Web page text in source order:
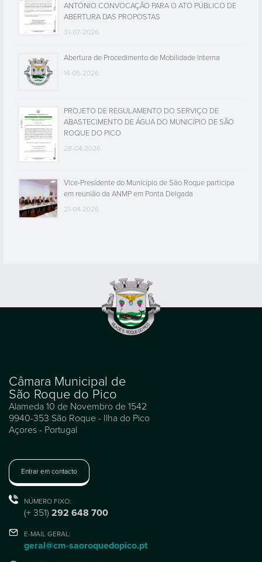
ANTÓNIO CONVOCAÇÃO PARA O ATO PÚBLICO DE
ABERTURA DAS PROPOSTAS
31-07-2026
Abertura de Procedimento de Mobilidade Interna
14-05-2026
PROJETO DE REGULAMENTO DO SERVIÇO DE
ABASTECIMENTO DE ÁGUA DO MUNICÍPIO DE SÃO
ROQUE DO PICO
28-04-2026
Vice-Presidente do Município de São Roque participa
em reunião da ANMP em Ponta Delgada
21-04-2026
Câmara Municipal de
São Roque do Pico
Alameda 10 de Novembro de 1542
9940-353 São Roque - Ilha do Pico
Açores - Portugal
Entrar em contacto
NÚMERO FIXO:
(+ 351) 292 648 700
E-MAIL GERAL:
geral@cm-saoroquedopico.pt